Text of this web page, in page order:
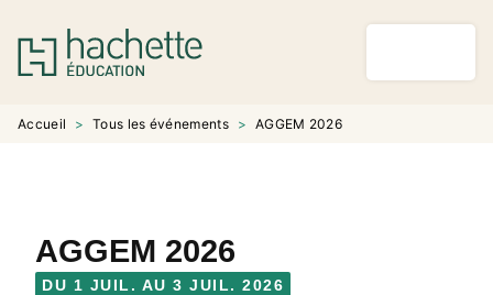
MENU RECHERCHE
PIED DE PAGE
Accueil > Tous les événements > AGGEM 2026
AGGEM 2026
DU 1 JUIL. AU 3 JUIL. 2026